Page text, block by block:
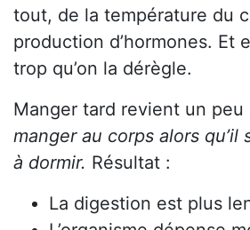
tout, de la température du
production d’hormones. Et
trop qu’on la dérègle.
Manger tard revient un peu
manger au corps alors qu’il
à dormir. Résultat :
La digestion est plus